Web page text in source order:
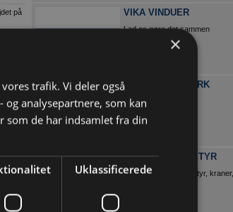
på
30
VIKA VINDUER
Lad os gøre det sammen
TOYOTA DANMARK
Få en robust og loyal
samarbejdspartner
FYNS KRAN UDSTYR
Alt i løftegrej, løfteudstyr, kraner,
×
trafik. Vi deler også
analysepartnere, som kan
som de har indsamlet fra din
Uklassificerede